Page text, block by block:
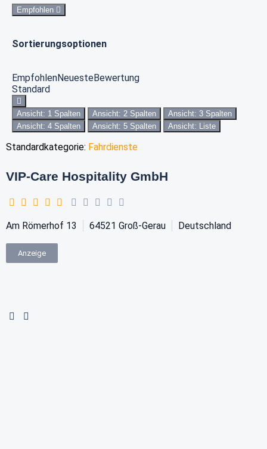
Empfohlen
Sortierungsoptionen
EmpfohlenNeuesteBewertung
Standard
Ansicht: 1 Spalten Ansicht: 2 Spalten
Ansicht: 3 Spalten
Ansicht: 4 Spalten
Ansicht: 5 Spalten Ansicht: Liste
Standardkategorie: Fahrdienste
VIP-Care Hospitality GmbH
Am Römerhof 13 64521 Groß-Gerau Deutschland
Anzeige